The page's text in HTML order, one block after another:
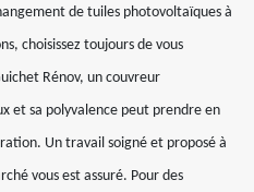
de tuiles photovoltaïques à
choisissez toujours de vous
Rénov, un couvreur
et sa polyvalence peut prendre en
Un travail soigné et proposé à
vous est assuré. Pour des